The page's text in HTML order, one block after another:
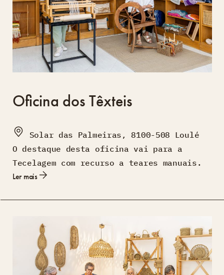
Oficina dos Têxteis
Solar das Palmeiras, 8100-508 Loulé
O destaque desta oficina vai para a
Tecelagem com recurso a teares manuais.
Ler mais